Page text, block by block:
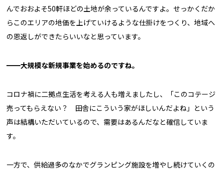
んでおおよそ50軒ほどの土地が余っているんですよ。せっかくだか
らこのエリアの地価を上げていけるような仕掛けをつくり、地域へ
の恩返しができたらいいなと思っています。
━━大規模な新規事業を始めるのですね。
コロナ禍に二拠点生活を考える人も増えましたし、「このコテージ
売ってもらえない？ 田舎にこういう家がほしいんだよね」という
声は結構いただいているので、需要はあるんだなと確信していま
す。
一方で、供給過多のなかでグランピング施設を増やし続けていくの